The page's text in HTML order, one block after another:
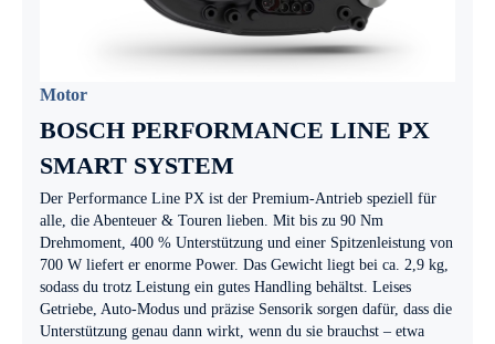
Motor
BOSCH PERFORMANCE LINE PX
SMART SYSTEM
Der Performance Line PX ist der Premium-Antrieb speziell für
alle, die Abenteuer & Touren lieben. Mit bis zu 90 Nm
Drehmoment, 400 % Unterstützung und einer Spitzenleistung von
700 W liefert er enorme Power. Das Gewicht liegt bei ca. 2,9 kg,
sodass du trotz Leistung ein gutes Handling behältst. Leises
Getriebe, Auto-Modus und präzise Sensorik sorgen dafür, dass die
Unterstützung genau dann wirkt, wenn du sie brauchst – etwa